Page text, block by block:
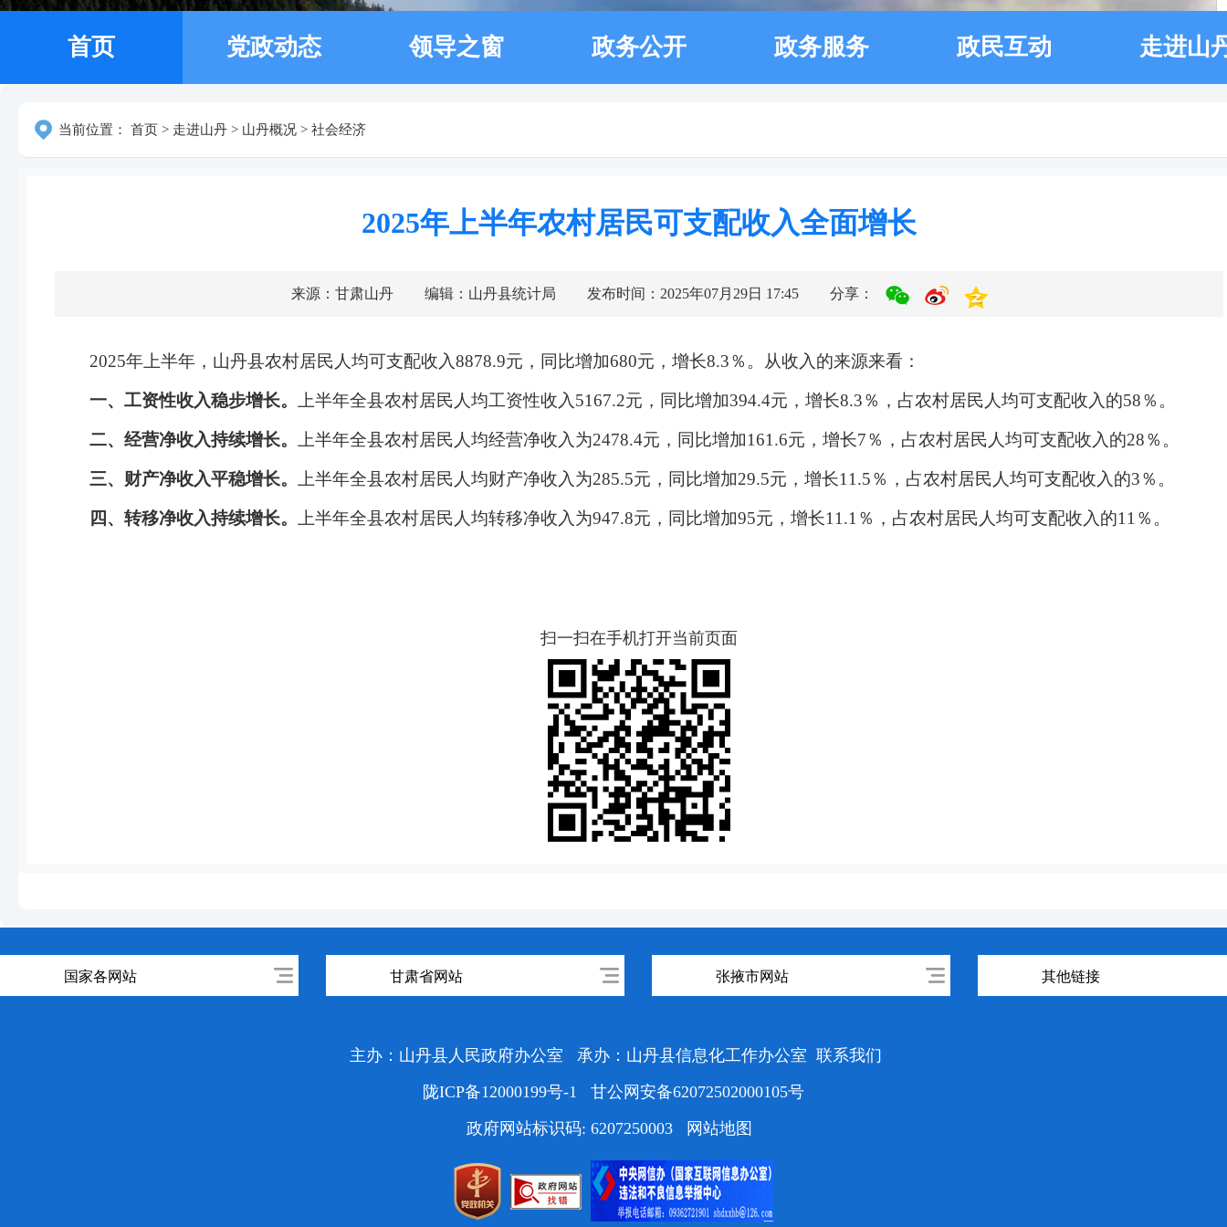
首页 党政动态 领导之窗 政务公开 政务服务 政民互动 走进山
当前位置： 首页 > 走进山丹 > 山丹概况 > 社会经济
2025年上半年农村居民可支配收入全面增长
来源：甘肃山丹 编辑：山丹县统计局 发布时间：2025年07月29日 17:45 分享：
2025年上半年 ， 山丹县农村居民人均可支配收入8878.9元，同比增加680元 ，增长8.3％。从收入 的来源来看 ：
一、工资性收入稳步增长。 上半年全县农村居民人均工资性收入 5167.2元，同比增加394.4元，增长8.3％ ，占农村居民人均可支配收入的58％。
二、经营净收入持续增长。 上半年全县农村居民人均经营净收入为2478.4元 ，同比增加161.6元，增长7％ ， 占农村居民人均可支配收入的28％ 。
三、财产净收入平稳增长。 上半年全县农村居民人均财产净收入为285.5元， 同比增加29.5元 ，增长11.5％ ， 占农村居民人均可支配收入的3％。
四、转移净收入持续增长。 上半年全县农村居民人均转移净收入为947.8元，同比增加95元，增长11.1 ％ ， 占农村居民人均可支配收入的11％。
扫一扫在手机打开当前页面
国家各网站 甘肃省网站 张掖市网站 其他链接
主办：山丹县人民政府办公室 承办：山丹县信息化工作办公室 联系我们
陇ICP备12000199号-1
甘公网安备62072502000105号
政府网站标识码: 6207250003
网站地图